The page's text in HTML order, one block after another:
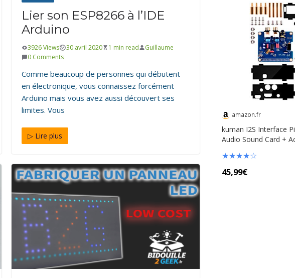
de filament de
Lier son ESP8266 à l’IDE
Arduino
3926 Views 30 avril 2020 1 min read
Guillaume
0 Comments
Comme beaucoup de personnes qui débutent
en électronique, vous connaissez forcément
Arduino mais vous avez aussi découvert ses
limites. Vous
▷ Lire plus
amazon.fr
kuman I2S Interface
Audio Sound Card +
★★★★☆
45,99€